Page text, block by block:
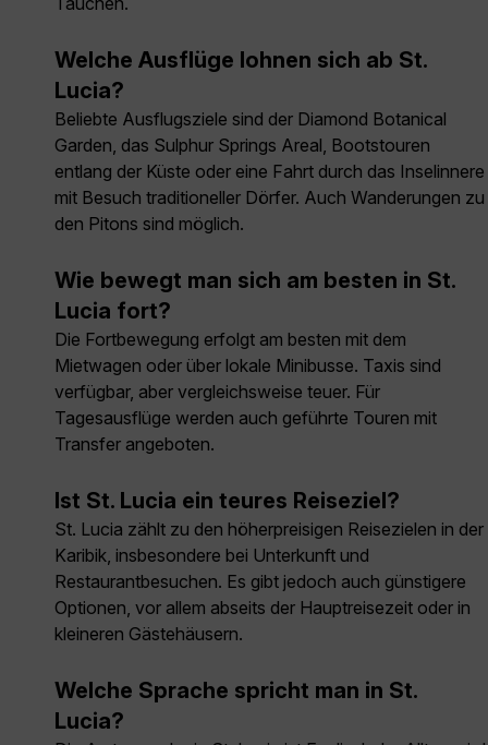
Welche Ausflüge lohnen sich ab St.
Lucia?
Beliebte Ausflugsziele sind der Diamond Botanical
Garden, das Sulphur Springs Areal, Bootstouren
entlang der Küste oder eine Fahrt durch das Inselinnere
mit Besuch traditioneller Dörfer. Auch Wanderungen zu
den Pitons sind möglich.
Wie bewegt man sich am besten in St.
Lucia fort?
Die Fortbewegung erfolgt am besten mit dem
Mietwagen oder über lokale Minibusse. Taxis sind
verfügbar, aber vergleichsweise teuer. Für
Tagesausflüge werden auch geführte Touren mit
Transfer angeboten.
Ist St. Lucia ein teures Reiseziel?
St. Lucia zählt zu den höherpreisigen Reisezielen in der
Karibik, insbesondere bei Unterkunft und
Restaurantbesuchen. Es gibt jedoch auch günstigere
Optionen, vor allem abseits der Hauptreisezeit oder in
kleineren Gästehäusern.
Welche Sprache spricht man in St.
Lucia?